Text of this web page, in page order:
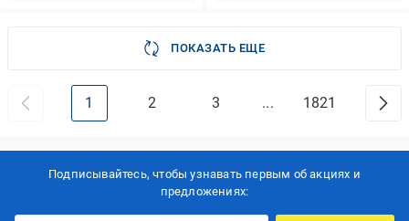
ПОКАЗАТЬ ЕЩЕ
1 2 3 ... 1821
Подписывайтесь, чтобы узнавать первым об акцияx и
предложениях: